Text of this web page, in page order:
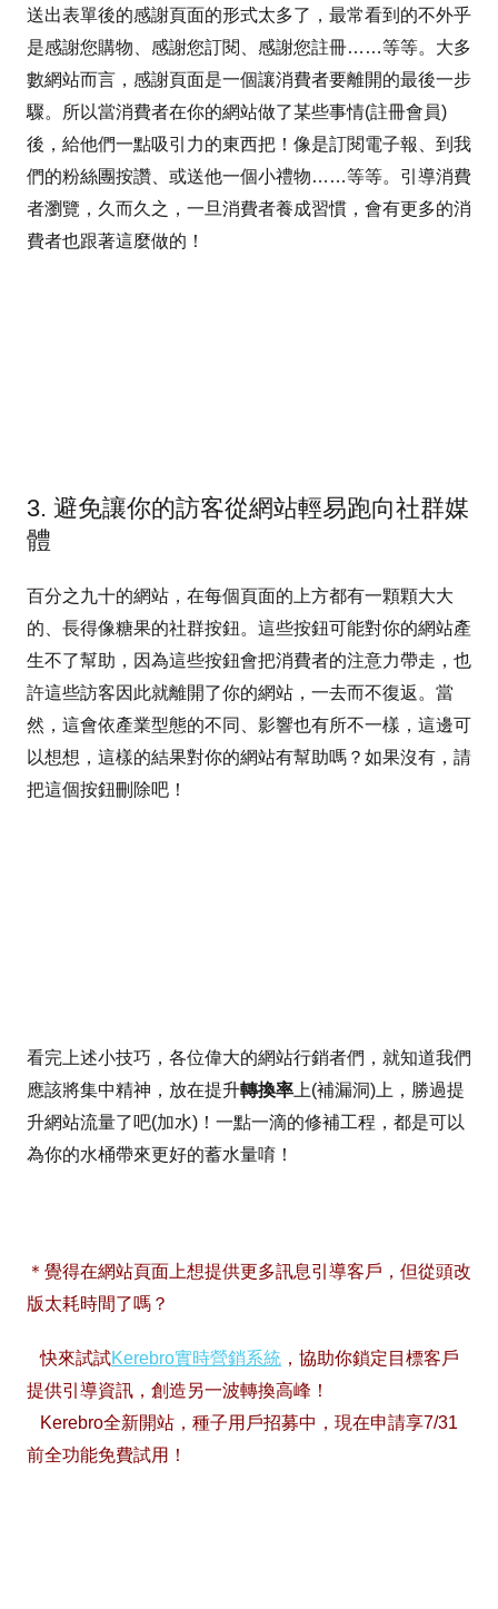
送出表單後的感謝頁面的形式太多了，最常看到的不外乎
是感謝您購物、感謝您訂閱、感謝您註冊……等等。大多
數網站而言，感謝頁面是一個讓消費者要離開的最後一步
驟。所以當消費者在你的網站做了某些事情(註冊會員)
後，給他們一點吸引力的東西把！像是訂閱電子報、到我
們的粉絲團按讚、或送他一個小禮物……等等。引導消費
者瀏覽，久而久之，一旦消費者養成習慣，會有更多的消
費者也跟著這麼做的！
3. 避免讓你的訪客從網站輕易跑向社群媒
體
百分之九十的網站，在每個頁面的上方都有一顆顆大大
的、長得像糖果的社群按鈕。這些按鈕可能對你的網站產
生不了幫助，因為這些按鈕會把消費者的注意力帶走，也
許這些訪客因此就離開了你的網站，一去而不復返。當
然，這會依產業型態的不同、影響也有所不一樣，這邊可
以想想，這樣的結果對你的網站有幫助嗎？如果沒有，請
把這個按鈕刪除吧！
看完上述小技巧，各位偉大的網站行銷者們，就知道我們
應該將集中精神，放在提升轉換率上(補漏洞)上，勝過提
升網站流量了吧(加水)！一點一滴的修補工程，都是可以
為你的水桶帶來更好的蓄水量唷！
＊覺得在網站頁面上想提供更多訊息引導客戶，但從頭改
版太耗時間了嗎？
快來試試Kerebro實時營銷系統 ，協助你鎖定目標客戶
提供引導資訊，創造另一波轉換高峰！
Kerebro全新開站，種子用戶招募中，現在申請享7/31
前全功能免費試用！